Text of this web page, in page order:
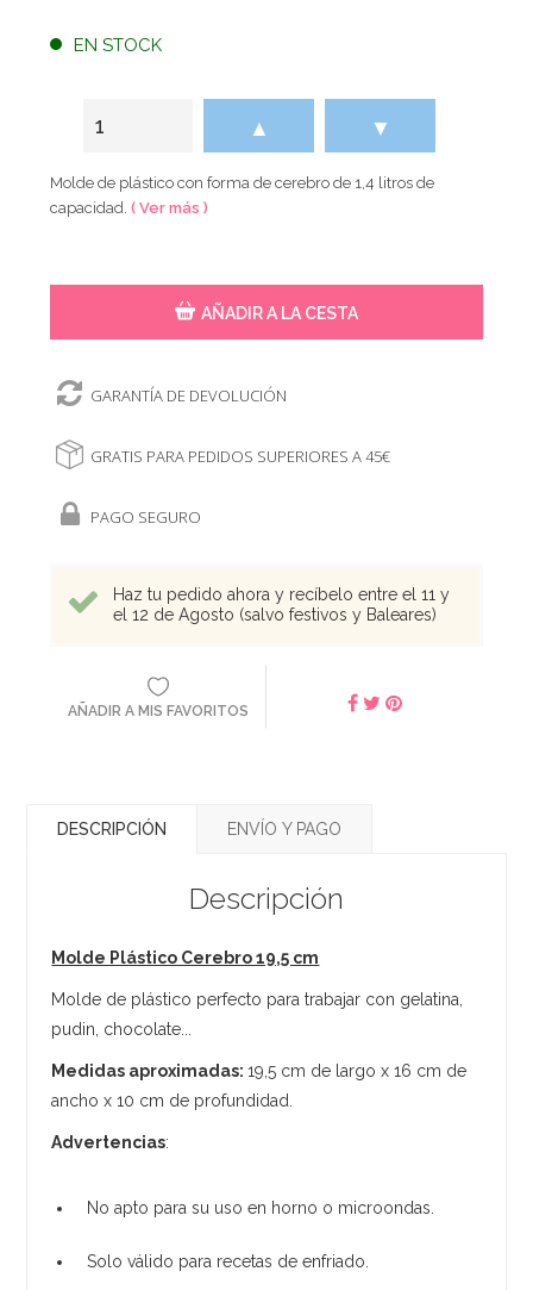
EN STOCK
▲ ▼
Molde de plástico con forma de cerebro de 1,4 litros de
capacidad.( Ver más )
AÑADIR A LA CESTA
GARANTÍA DE DEVOLUCIÓN
GRATIS PARA PEDIDOS SUPERIORES A 45€
PAGO SEGURO
Haz tu pedido ahora y recíbelo entre el 11 y
el 12 de Agosto (salvo festivos y Baleares)
AÑADIR A MIS FAVORITOS
DESCRIPCIÓN ENVÍO Y PAGO
Descripción
Molde Plástico Cerebro 19,5 cm
Molde de plástico perfecto para trabajar con gelatina,
pudin, chocolate...
Medidas aproximadas:19,5 cm de largo x 16 cm de
ancho x 10 cm de profundidad.
Advertencias:
No apto para su uso en horno o microondas.
Solo válido para recetas de enfriado.